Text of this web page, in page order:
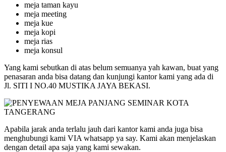
meja taman kayu
meja meeting
meja kue
meja kopi
meja rias
meja konsul
Yang kami sebutkan di atas belum semuanya yah kawan, buat yang
penasaran anda bisa datang dan kunjungi kantor kami yang ada di
Jl. SITI I NO.40 MUSTIKA JAYA BEKASI.
Apabila jarak anda terlalu jauh dari kantor kami anda juga bisa
menghubungi kami VIA whatsapp ya say. Kami akan menjelaskan
dengan detail apa saja yang kami sewakan.